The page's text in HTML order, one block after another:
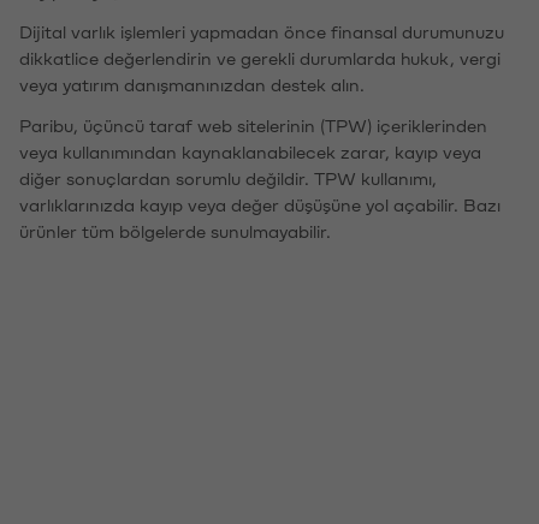
Dijital varlık işlemleri yapmadan önce finansal durumunuzu
dikkatlice değerlendirin ve gerekli durumlarda hukuk, vergi
veya yatırım danışmanınızdan destek alın.
Paribu, üçüncü taraf web sitelerinin (TPW) içeriklerinden
veya kullanımından kaynaklanabilecek zarar, kayıp veya
diğer sonuçlardan sorumlu değildir. TPW kullanımı,
varlıklarınızda kayıp veya değer düşüşüne yol açabilir. Bazı
ürünler tüm bölgelerde sunulmayabilir.